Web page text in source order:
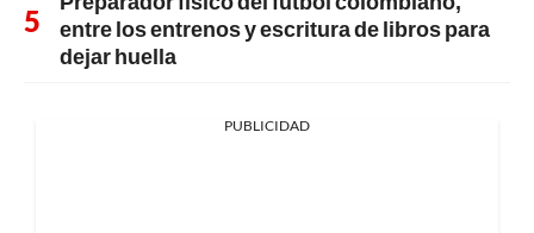
entre los entrenos y escritura de libros para
dejar huella
PUBLICIDAD